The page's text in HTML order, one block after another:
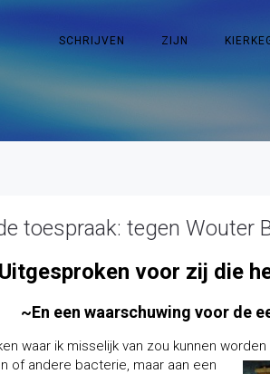
SCHRIJVEN ZIJN
toespraak: tegen Wouter
Uitgesproken voor zij die
~En een waarschuwing voor de
waar ik misselijk van zou kunnen
of andere bacterie, maar aan een